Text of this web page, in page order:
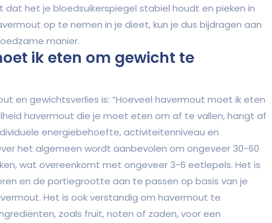
het je bloedsuikerspiegel stabiel houdt en pieken in
op te nemen in je dieet, kun je dus bijdragen aan
manier.
ik eten om gewicht te
en gewichtsverlies is: “Hoeveel havermout moet ik eten
havermout die je moet eten om af te vallen, hangt af
energiebehoefte, activiteitenniveau en
het algemeen wordt aanbevolen om ongeveer 30-60
wat overeenkomt met ongeveer 3-6 eetlepels. Het is
en de portiegrootte aan te passen op basis van je
Het is ook verstandig om havermout te
zoals fruit, noten of zaden, voor een